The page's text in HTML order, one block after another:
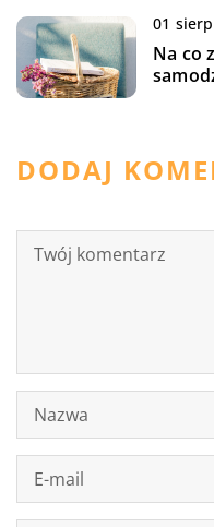
01
Na co
DODAJ